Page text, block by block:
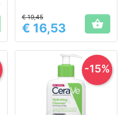
gevoelige huid
Prijs
€ 19,45
€ 16,53 
-15%